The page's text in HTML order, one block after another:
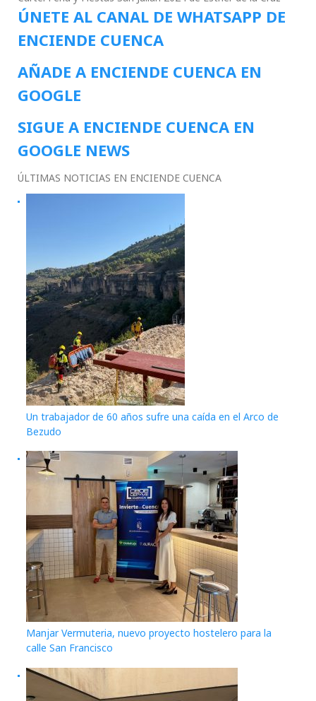
ÚNETE AL CANAL DE WHATSAPP DE
ENCIENDE CUENCA
AÑADE A ENCIENDE CUENCA EN
GOOGLE
SIGUE A ENCIENDE CUENCA EN
GOOGLE NEWS
ÚLTIMAS NOTICIAS EN ENCIENDE CUENCA
Un trabajador de 60 años sufre una caída en el Arco de
Bezudo
Manjar Vermuteria, nuevo proyecto hostelero para la
calle San Francisco